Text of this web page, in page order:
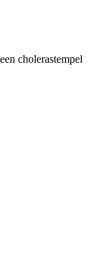
cholerastempel